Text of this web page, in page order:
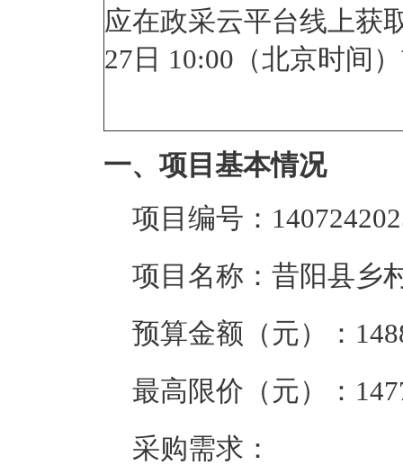
应在政采云平台线上获
27日 10:00 （北京
一、项目基本情况
项目编号：
项目名称： 昔阳县乡
预算金额（元）：
最高限价（元）：
采购需求：